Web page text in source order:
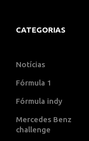
CATEGORIAS
Notícias
Fórmula 1
Fórmula indy
Mercedes Benz
challenge